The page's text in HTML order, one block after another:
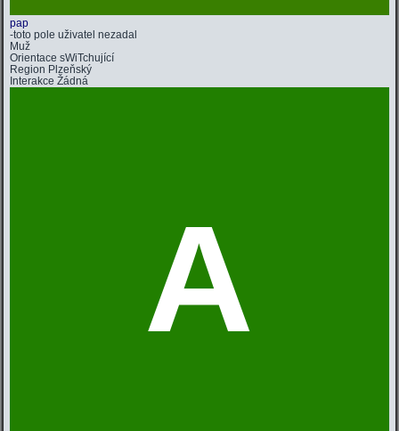
pap
-toto pole uživatel nezadal
Muž
Orientace sWiTchující
Region Plzeňský
Interakce Žádná
A